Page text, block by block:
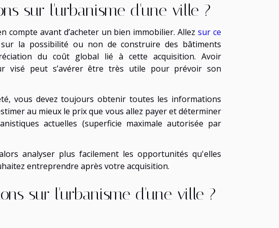
sur l'urbanisme d'une ville ?
compte avant d’acheter un bien immobilier. Allezsur ce
la possibilité ou non de construire des bâtiments
du coût global lié à cette acquisition. Avoir
visé peut s’avérer être très utile pour prévoir son
vous devez toujours obtenir toutes les informations
au mieux le prix que vous allez payer et déterminer
actuelles (superficie maximale autorisée par
analyser plus facilement les opportunités qu'elles
entreprendre après votre acquisition.
sur l'urbanisme d'une ville ?